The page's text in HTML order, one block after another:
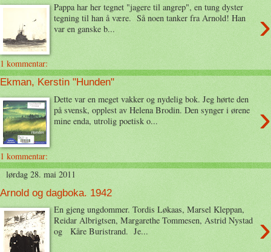
›
Pappa har her tegnet "jagere til angrep", en tung dyster
tegning til han å være. Så noen tanker fra Arnold! Han
var en ganske b...
1 kommentar:
Ekman, Kerstin "Hunden"
›
Dette var en meget vakker og nydelig bok. Jeg hørte den
på svensk, opplest av Helena Brodin. Den synger i ørene
mine enda, utrolig poetisk o...
1 kommentar:
lørdag 28. mai 2011
Arnold og dagboka. 1942
›
En gjeng ungdommer. Tordis Løkaas, Marsel Kleppan,
Reidar Albrigtsen, Margarethe Tommesen, Astrid Nystad
og Kåre Buristrand. Je...